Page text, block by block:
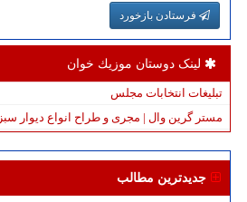
فرستادن بازخورد
لینک دوستان موزیك خوان
تبلیغات انتخابات مجلس
مستر گرین وال | مجری و طراح انواع دیوار سبز
جدیدترین مطالب